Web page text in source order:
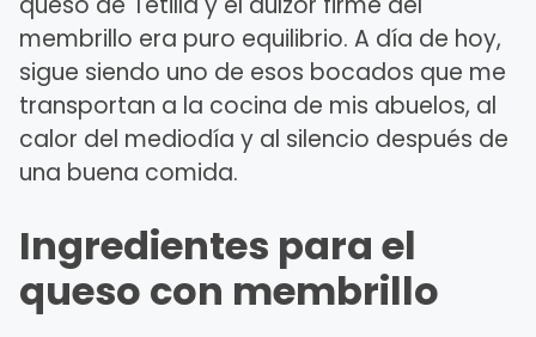
membrillo era puro equilibrio. A día de hoy,
sigue siendo uno de esos bocados que me
transportan a la cocina de mis abuelos, al
calor del mediodía y al silencio después de
una buena comida.
Ingredientes para el
queso con membrillo